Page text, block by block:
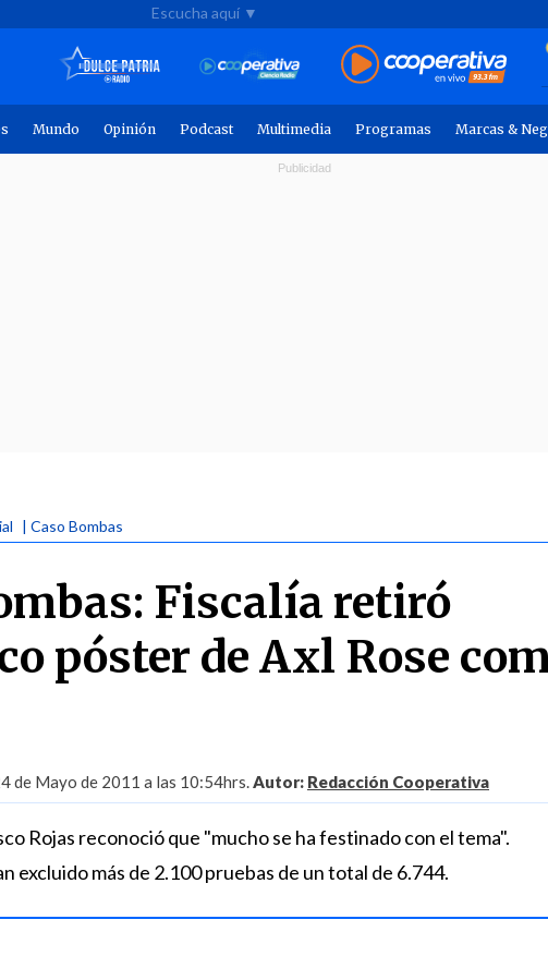
Escucha aquí ▼
Mundo Opinión Podcast Multimedia Programas Marcas &
| Caso Bombas
Fiscalía retiró
póster de Axl Rose
de Mayo de 2011 a las 10:54hrs.Autor: Redacción Cooperativa
Rojas reconoció que "mucho se ha festinado con el tema".
excluido más de 2.100 pruebas de un total de 6.744.